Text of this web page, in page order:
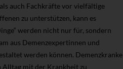
auch Fachkräfte vor vielfältige
zu unterstützen, kann es
werden nicht nur für, sondern
aus Demenzexpertinnen und
werden können. Demenzkranke
Alltag mit der Krankheit zu